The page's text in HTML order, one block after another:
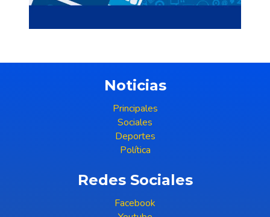
Noticias
Principales
Sociales
Deportes
Política
Redes Sociales
Facebook